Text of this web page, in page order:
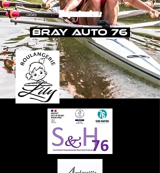
Nos partenaires :